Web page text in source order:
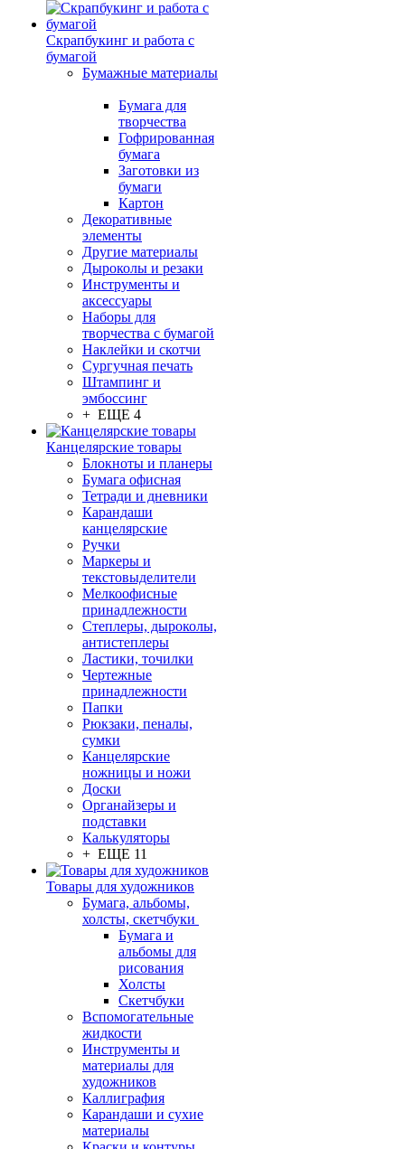
Скрапбукинг и работа с
бумагой
Бумажные материалы
Бумага для
творчества
Гофрированная
бумага
Заготовки из
бумаги
Картон
Декоративные
элементы
Другие материалы
Дыроколы и резаки
Инструменты и
аксессуары
Наборы для
творчества с бумагой
Наклейки и скотчи
Сургучная печать
Штампинг и
эмбоссинг
+ ЕЩЕ 4
Канцелярские товары
Блокноты и планеры
Бумага офисная
Тетради и дневники
Карандаши
канцелярские
Ручки
Маркеры и
текстовыделители
Мелкоофисные
принадлежности
Степлеры, дыроколы,
антистеплеры
Ластики, точилки
Чертежные
принадлежности
Папки
Рюкзаки, пеналы,
сумки
Канцелярские
ножницы и ножи
Доски
Органайзеры и
подставки
Калькуляторы
+ ЕЩЕ 11
Товары для художников
Бумага, альбомы,
холсты, скетчбуки
Бумага и
альбомы для
рисования
Холсты
Скетчбуки
Вспомогательные
жидкости
Инструменты и
материалы для
художников
Каллиграфия
Карандаши и сухие
материалы